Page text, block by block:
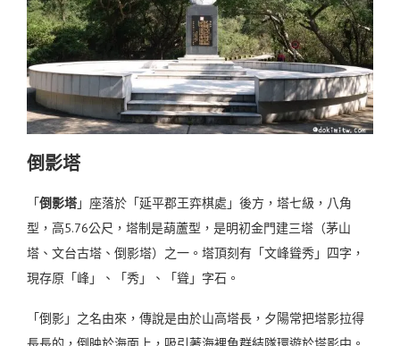
倒影塔
「倒影塔」座落於「延平郡王弈棋處」後方，塔七級，八角
型，高5.76公尺，塔制是葫蘆型，是明初金門建三塔（茅山
塔、文台古塔、倒影塔）之一。塔頂刻有「文峰聳秀」四字，
現存原「峰」、「秀」、「聳」字石。
「倒影」之名由來，傳說是由於山高塔長，夕陽常把塔影拉得